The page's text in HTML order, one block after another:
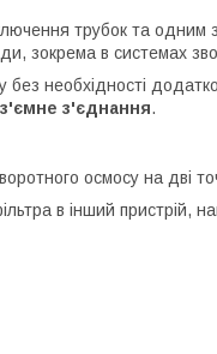
трубок та одним
зокрема в системах
необхідності
з'єднання.
осмосу на дві
в інший пристрій,